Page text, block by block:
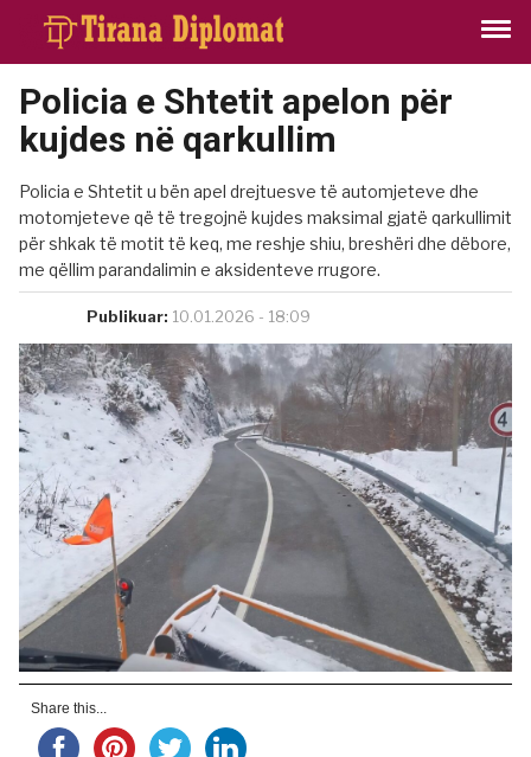
Policia e Shtetit apelon për
kujdes në qarkullim
Policia e Shtetit u bën apel drejtuesve të automjeteve dhe
motomjeteve që të tregojnë kujdes maksimal gjatë qarkullimit
për shkak të motit të keq, me reshje shiu, breshëri dhe dëbore,
me qëllim parandalimin e aksidenteve rrugore.
Publikuar: 10.01.2026 - 18:09
Share this...